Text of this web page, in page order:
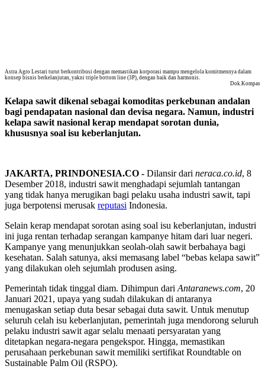
Astra Agro Lestari turut berkontribusi dengan memastikan korporasi mampu mengelola komitmennya dalam
konsep bisnis berkelanjutan, yakni triple bottom line (3P), dengan baik dan harmonis.
Dok.Kompas
Kelapa sawit dikenal sebagai komoditas perkebunan andalan
bagi pendapatan nasional dan devisa negara. Namun, industri
kelapa sawit nasional kerap mendapat sorotan dunia,
khususnya soal isu keberlanjutan.
JAKARTA, PRINDONESIA.CO - Dilansir dari neraca.co.id, 8
Desember 2018, industri sawit menghadapi sejumlah tantangan
yang tidak hanya merugikan bagi pelaku usaha industri sawit, tapi
juga berpotensi merusak reputasi Indonesia.
Selain kerap mendapat sorotan asing soal isu keberlanjutan, industri
ini juga rentan terhadap serangan kampanye hitam dari luar negeri.
Kampanye yang menunjukkan seolah-olah sawit berbahaya bagi
kesehatan. Salah satunya, aksi memasang label “bebas kelapa sawit”
yang dilakukan oleh sejumlah produsen asing.
Pemerintah tidak tinggal diam. Dihimpun dari Antaranews.com, 20
Januari 2021, upaya yang sudah dilakukan di antaranya
menugaskan setiap duta besar sebagai duta sawit. Untuk menutup
seluruh celah isu keberlanjutan, pemerintah juga mendorong seluruh
pelaku industri sawit agar selalu menaati persyaratan yang
ditetapkan negara-negara pengekspor. Hingga, memastikan
perusahaan perkebunan sawit memiliki sertifikat Roundtable on
Sustainable Palm Oil (RSPO).